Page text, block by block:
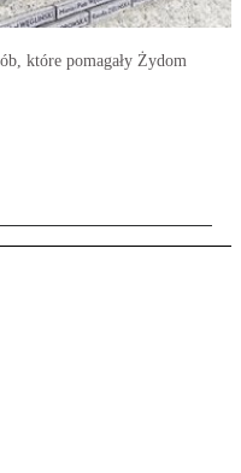
które pomagały Żydom